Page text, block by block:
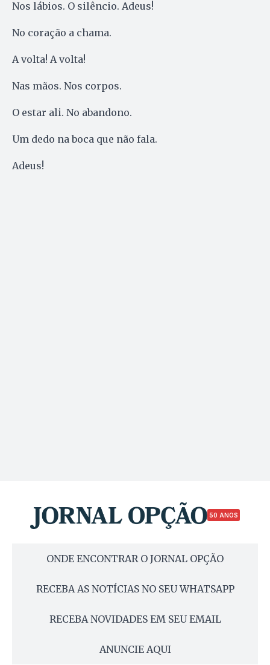
Nos lábios. O silêncio. Adeus!
No coração a chama.
A volta! A volta!
Nas mãos. Nos corpos.
O estar ali. No abandono.
Um dedo na boca que não fala.
Adeus!
50 ANOS
ONDE ENCONTRAR O JORNAL OPÇÃO
RECEBA AS NOTÍCIAS NO SEU WHATSAPP
RECEBA NOVIDADES EM SEU EMAIL
ANUNCIE AQUI